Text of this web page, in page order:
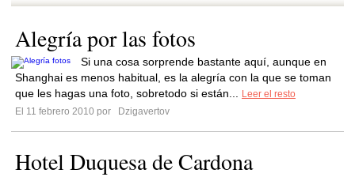
Alegría por las fotos
Si una cosa sorprende bastante aquí, aunque en
Shanghai es menos habitual, es la alegría con la que se toman
que les hagas una foto, sobretodo si están...
Leer el resto
El 11 febrero 2010 por
Dzigavertov
Hotel Duquesa de Cardona